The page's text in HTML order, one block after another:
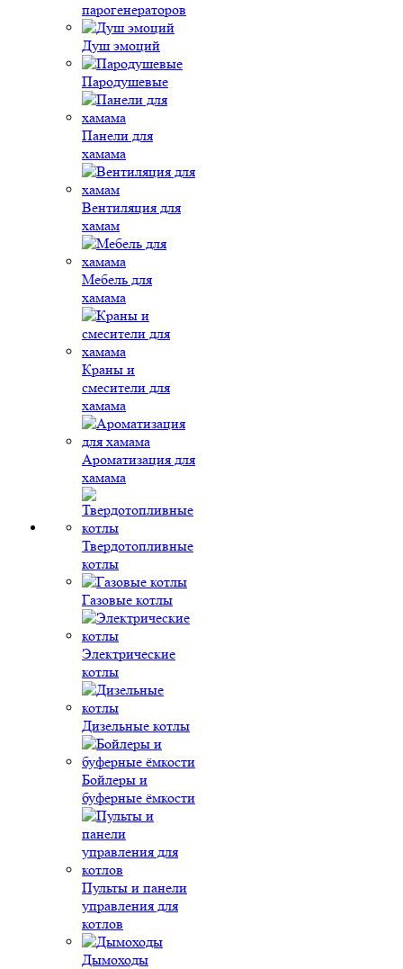
парогенераторов
Душ эмоций
Пародушевые
Панели для
хамама
Вентиляция для
хамам
Мебель для
хамама
Краны и
смесители для
хамама
Ароматизация для
хамама
Твердотопливные
котлы
Газовые котлы
Электрические
котлы
Дизельные котлы
Бойлеры и
буферные ёмкости
Пульты и панели
управления для
котлов
Дымоходы